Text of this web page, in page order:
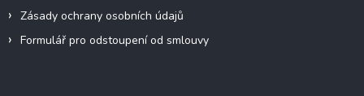
Zásady ochrany osobních údajů
Formulář pro odstoupení od smlouvy